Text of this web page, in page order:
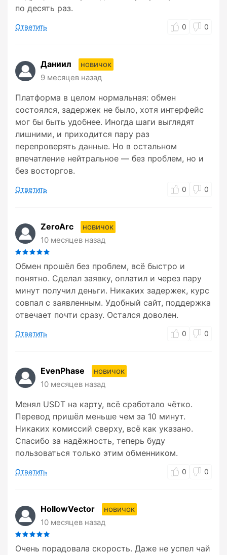
по десять раз.
Ответить 0 0
Даниил
новичок
9 месяцев назад
Платформа в целом нормальная: обмен
состоялся, задержек не было, хотя интерфейс
мог бы быть удобнее. Иногда шаги выглядят
лишними, и приходится пару раз
перепроверять данные. Но в остальном
впечатление нейтральное — без проблем, но и
без восторгов.
Ответить 0 0
ZeroArc
новичок
10 месяцев назад
Обмен прошёл без проблем, всё быстро и
понятно. Сделал заявку, оплатил и через пару
минут получил деньги. Никаких задержек, курс
совпал с заявленным. Удобный сайт, поддержка
отвечает почти сразу. Остался доволен.
Ответить 0 0
EvenPhase
новичок
10 месяцев назад
Менял USDT на карту, всё сработало чётко.
Перевод пришёл меньше чем за 10 минут.
Никаких комиссий сверху, всё как указано.
Спасибо за надёжность, теперь буду
пользоваться только этим обменником.
Ответить 0 0
HollowVector
новичок
10 месяцев назад
Очень порадовала скорость. Даже не успел чай